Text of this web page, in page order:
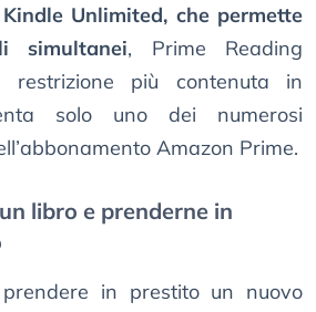
Kindle Unlimited, che permette
, Prime Reading
restrizione più contenuta in
solo uno dei numerosi
Amazon Prime.
libro e prenderne in
in prestito un nuovo